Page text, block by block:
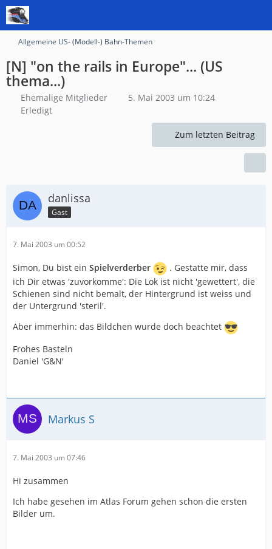
Allgemeine US- (Modell-) Bahn-Themen
[N] "on the rails in Europe"... (US
thema...)
Ehemalige Mitglieder
5. Mai 2003 um 10:24
Erledigt
Zum letzten Beitrag
danlissa
Gast
7. Mai 2003 um 00:52
Simon, Du bist ein Spielverderber
. Gestatte mir, dass
ich Dir etwas 'zuvorkomme': Die Lok ist nicht 'gewettert', die
Schienen sind nicht bemalt, der Hintergrund ist weiss und
der Untergrund 'steril'.
Aber immerhin: das Bildchen wurde doch beachtet
Frohes Basteln
Daniel 'G&N'
Markus S
7. Mai 2003 um 07:46
Hi zusammen
Ich habe gesehen im Atlas Forum gehen schon die ersten
Bilder um.